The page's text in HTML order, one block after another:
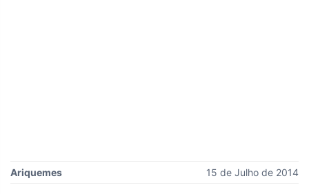
Ariquemes 15 de Julho de 2014